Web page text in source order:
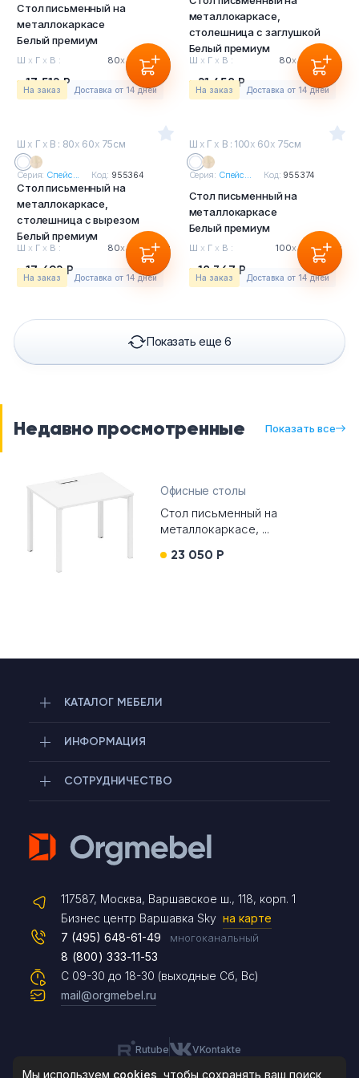
Стол письменный на
металлокаркасе
Белый премиум
Ш х Г х В : 80х60х75см
17 512 Р
На заказ Доставка от 14 дней
металлокаркасе,
столешница с заглушкой
Белый премиум
Ш х Г х В : 80х60х75см
21 458 Р
На заказ Доставка от 14 дней
Ш х Г х В : 80х 60х 75см
Серия: Спейс... Код: 955364
Стол письменный на
металлокаркасе,
столешница с вырезом
Белый премиум
Ш х Г х В : 80х60х75см
17 692 Р
На заказ Доставка от 14 дней
Ш х Г х В : 100х 60х 75см
Серия: Спейс... Код: 955374
Стол письменный на
металлокаркасе
Белый премиум
Ш х Г х В : 100х60х75см
18 367 Р
На заказ Доставка от 14 дней
Показать еще 6
Недавно просмотренные Показать все
Офисные столы
Стол письменный на
металлокаркасе, ...
23 050 Р
КАТАЛОГ МЕБЕЛИ
ИНФОРМАЦИЯ
СОТРУДНИЧЕСТВО
117587, Москва, Варшавское ш., 118, корп. 1
Бизнес центр Варшавка Sky на карте
С 09-30 до 18-30 (выходные Сб, Вс)
7 (495) 648-61-49 многоканальный
8 (800) 333-11-53
mail@orgmebel.ru
Rutube VKontakte
Telegram
Max
Чат на сайте
8 (495) 183-47-87
По будням с 09:30 до 18:30
Мы используем cookies , чтобы сохранять ваш поиск,